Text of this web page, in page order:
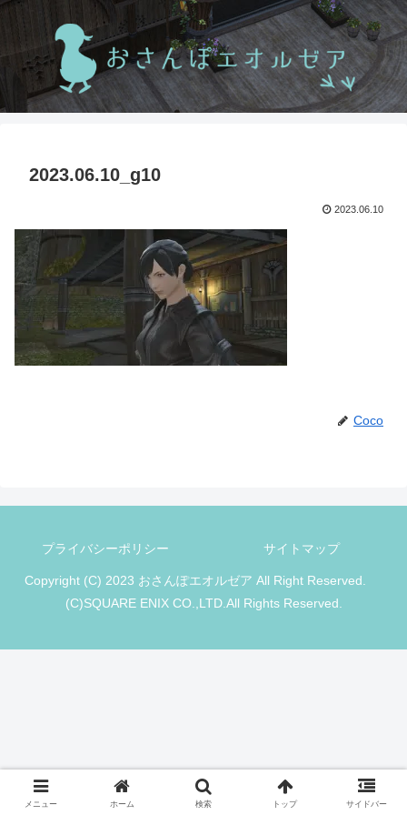
2023.06.10_g10
2023.06.10
Coco
プライバシーポリシー サイトマップ
Copyright (C) 2023 おさんぽエオルゼア All Right Reserved.
(C)SQUARE ENIX CO.,LTD.All Rights Reserved.
メニュー ホーム 検索 トップ サイドバー